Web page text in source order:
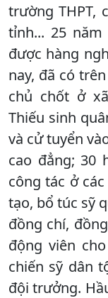
trường THPT,
tỉnh... 25
được hàng
nay, đã có
chủ chốt ở
Thiếu sinh
và cử tuyển
cao đẳng; 30
công tác ở
tạo, bổ túc sỹ
đồng chí,
động viên
chiến sỹ dân
đội trưởng.